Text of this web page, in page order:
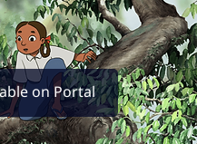
on Portal